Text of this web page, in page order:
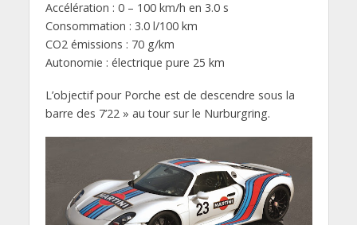
Accélération : 0 – 100 km/h en 3.0 s
Consommation : 3.0 l/100 km
CO2 émissions : 70 g/km
Autonomie : électrique pure 25 km
L’objectif pour Porche est de descendre sous la
barre des 7’22 » au tour sur le Nurburgring.